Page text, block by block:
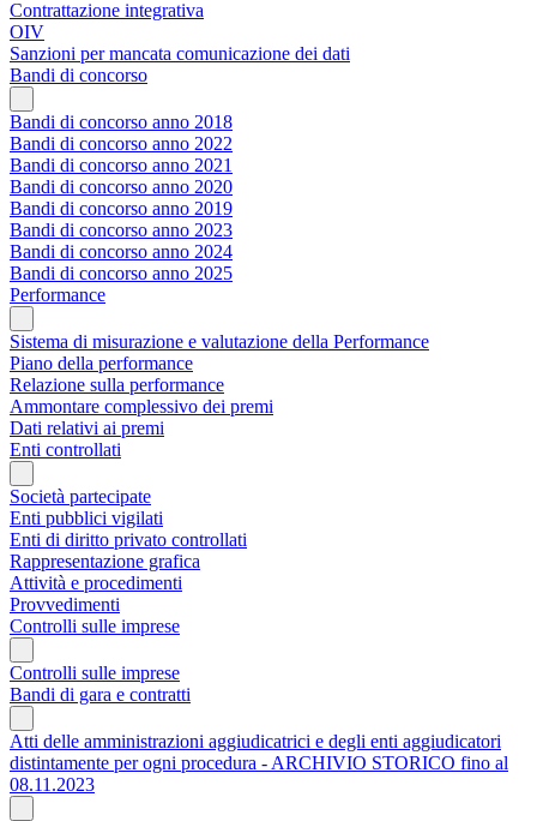
Contrattazione integrativa
OIV
Sanzioni per mancata comunicazione dei dati
Bandi di concorso
Bandi di concorso anno 2018
Bandi di concorso anno 2022
Bandi di concorso anno 2021
Bandi di concorso anno 2020
Bandi di concorso anno 2019
Bandi di concorso anno 2023
Bandi di concorso anno 2024
Bandi di concorso anno 2025
Performance
Sistema di misurazione e valutazione della Performance
Piano della performance
Relazione sulla performance
Ammontare complessivo dei premi
Dati relativi ai premi
Enti controllati
Società partecipate
Enti pubblici vigilati
Enti di diritto privato controllati
Rappresentazione grafica
Attività e procedimenti
Provvedimenti
Controlli sulle imprese
Controlli sulle imprese
Bandi di gara e contratti
Atti delle amministrazioni aggiudicatrici e degli enti aggiudicatori
distintamente per ogni procedura - ARCHIVIO STORICO fino al
08.11.2023